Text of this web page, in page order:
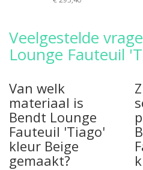
Veelgestelde
Lounge Fauteuil
Van welk
materiaal is
Bendt Lounge
Fauteuil 'Tiago'
kleur Beige
gemaakt?